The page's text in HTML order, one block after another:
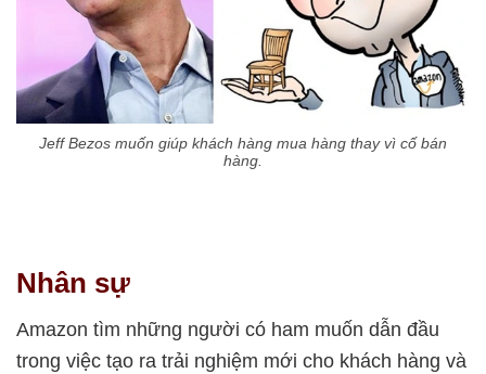
Jeff Bezos muốn giúp khách hàng mua hàng thay vì cố bán
hàng.
Nhân sự
Amazon tìm những người có ham muốn dẫn đầu
trong việc tạo ra trải nghiệm mới cho khách hàng và